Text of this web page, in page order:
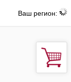
Ваш регион: